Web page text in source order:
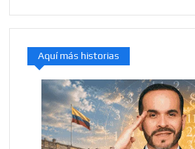
Aquí más historias